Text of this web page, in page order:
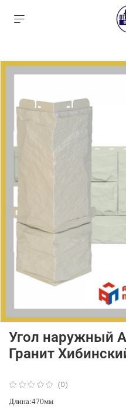
(0)
Угол наружный
Гранит
Длина:470мм